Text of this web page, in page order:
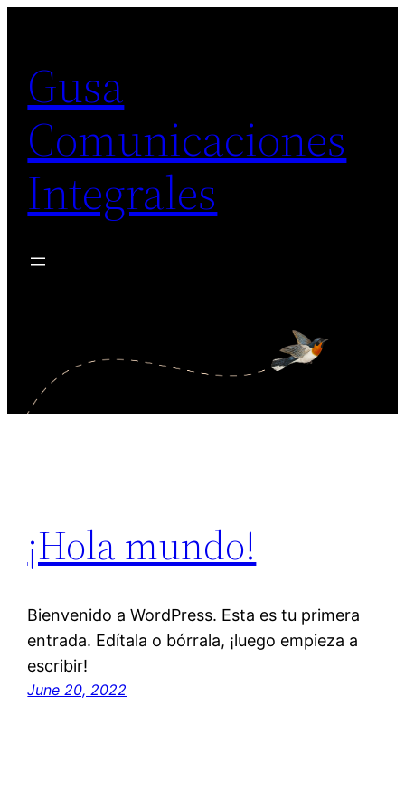
content
Gusa
Comunicaciones
Integrales
¡Hola mundo!
Bienvenido a WordPress. Esta es tu primera
entrada. Edítala o bórrala, ¡luego empieza a
escribir!
June 20, 2022